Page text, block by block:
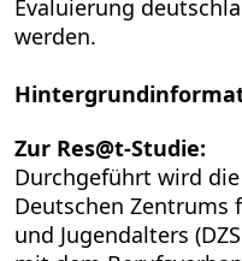
Evaluierung
werden.
Zur Res@t-Studie:
Durchgeführt wird
Deutschen Zentrums
und Jugendalters